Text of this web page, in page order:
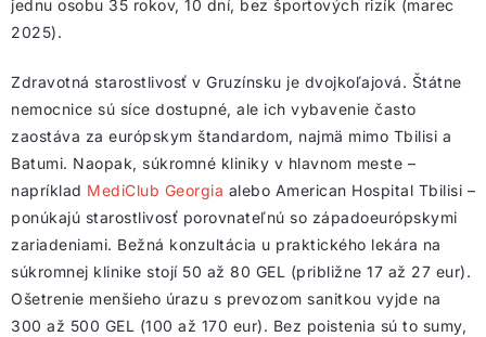
jednu osobu 35 rokov, 10 dní, bez športových rizík (marec
2025).
Zdravotná starostlivosť v Gruzínsku je dvojkoľajová. Štátne
nemocnice sú síce dostupné, ale ich vybavenie často
zaostáva za európskym štandardom, najmä mimo Tbilisi a
Batumi. Naopak, súkromné kliniky v hlavnom meste –
napríklad MediClub Georgia alebo American Hospital Tbilisi –
ponúkajú starostlivosť porovnateľnú so západoeurópskymi
zariadeniami. Bežná konzultácia u praktického lekára na
súkromnej klinike stojí 50 až 80 GEL (približne 17 až 27 eur).
Ošetrenie menšieho úrazu s prevozom sanitkou vyjde na
300 až 500 GEL (100 až 170 eur). Bez poistenia sú to sumy,